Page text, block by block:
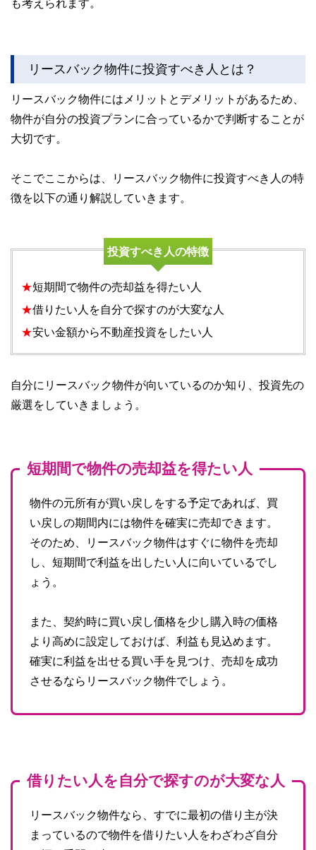
も考えられます。
リースバック物件に投資すべき人とは？
リースバック物件にはメリットとデメリットがあるため、
物件が自分の投資プランに合っているかで判断することが
大切です。
そこでここからは、リースバック物件に投資すべき人の特
徴を以下の通り解説していきます。
投資すべき人の特徴
★短期間で物件の売却益を得たい人
★借りたい人を自分で探すのが大変な人
★安い金額から不動産投資をしたい人
自分にリースバック物件が向いているのか知り、投資先の
厳選をしていきましょう。
短期間で物件の売却益を得たい人
物件の元所有が買い戻しをする予定であれば、買
い戻しの期間内には物件を確実に売却できます。
そのため、リースバック物件はすぐに物件を売却
し、短期間で利益を出したい人に向いているでし
ょう。
また、契約時に買い戻し価格を少し購入時の価格
より高めに設定しておけば、利益も見込めます。
確実に利益を出せる買い手を見つけ、売却を成功
させるならリースバック物件でしょう。
借りたい人を自分で探すのが大変な人
リースバック物件なら、すでに最初の借り主が決
まっているので物件を借りたい人をわざわざ自分